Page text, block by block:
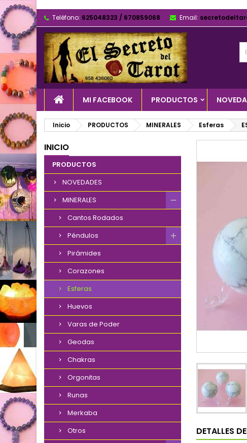
Teléfono: 625048323 / 670859068 Email:
MI FACEBOOK PRODUCTOS
Inicio PRODUCTOS MINERALES Esferas
INICIO
PRODUCTOS
NOVEDADES
MINERALES
Cantos Rodados
Péndulos
Pirámides
Corazones
Esferas
Huevos
Varas de Poder
Geodas
Chakras
Orgonitas
Runas
Merkaba
Otros
DETALLES